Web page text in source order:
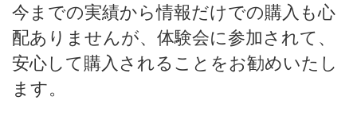
今までの実績から情報だけでの購入も心
配ありませんが、体験会に参加されて、
安心して購入されることをお勧めいたし
ます。